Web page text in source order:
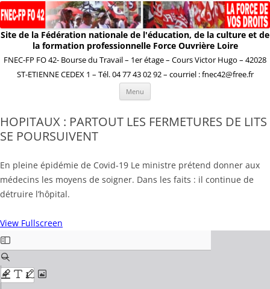
Site de la Fédération nationale de l'éducation, de la culture et de
la formation professionnelle Force Ouvrière Loire
FNEC-FP FO 42- Bourse du Travail – 1er étage – Cours Victor Hugo – 42028
ST-ETIENNE CEDEX 1 – Tél. 04 77 43 02 92 – courriel : fnec42@free.fr
Menu
HOPITAUX : PARTOUT LES FERMETURES DE LITS
SE POURSUIVENT
En pleine épidémie de Covid-19 Le ministre prétend donner aux
médecins les moyens de soigner. Dans les faits : il continue de
détruire l’hôpital.
View Fullscreen